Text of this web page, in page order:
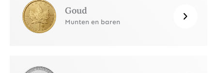
Goud
Munten en baren